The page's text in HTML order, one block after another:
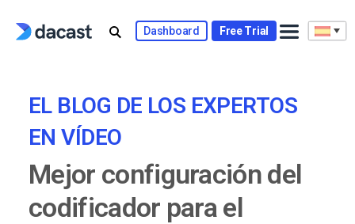
Dashboard Free Trial
EL BLOG DE LOS EXPERTOS
EN VÍDEO
Mejor configuración del
codificador para el